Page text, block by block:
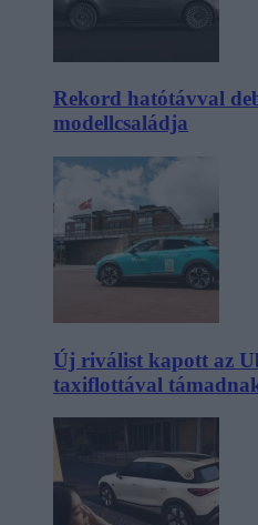
Rekord hatótávval
modellcsaládja
Új riválist kapott az
taxiflottával